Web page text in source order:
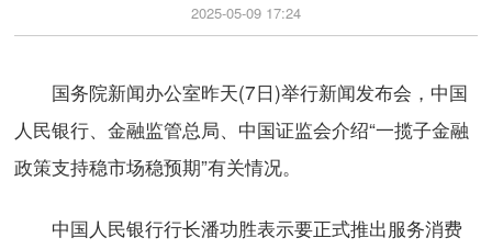
2025-05-09 17:24
国务院新闻办公室昨天(7日)举行新闻发布会，中国
人民银行、金融监管总局、中国证监会介绍“一揽子金融
政策支持稳市场稳预期”有关情况。
中国人民银行行长潘功胜表示要正式推出服务消费